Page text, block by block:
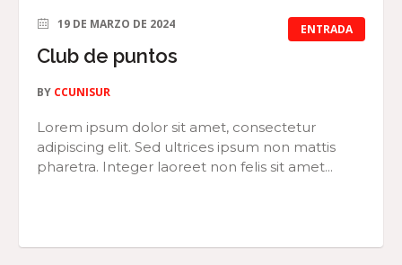
ENTRADA
19 DE MARZO DE 2024
Club de puntos
BY CCUNISUR
Lorem ipsum dolor sit amet, consectetur
adipiscing elit. Sed ultrices ipsum non mattis
pharetra. Integer laoreet non felis sit amet...